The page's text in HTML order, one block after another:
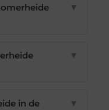
▼
▼
in de
▼